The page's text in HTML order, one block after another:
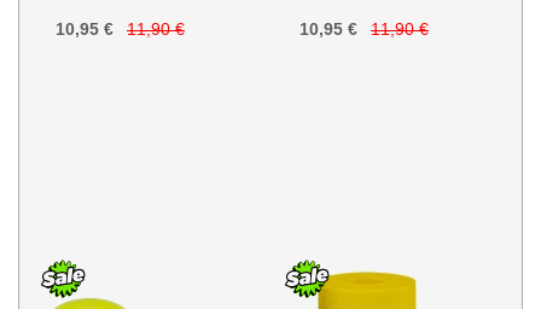
10,95 € 11,90 € 10,95 € 11,90 €